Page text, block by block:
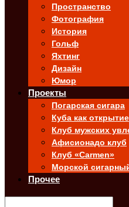
Пространство
Фотография
История
Гольф
Яхтинг
Дизайн
Юмор
Проекты
Погарская сигара
Куба как открытие
Клуб мужских
Афисионадо клуб
Клуб «Carmen»
Морской
Прочее